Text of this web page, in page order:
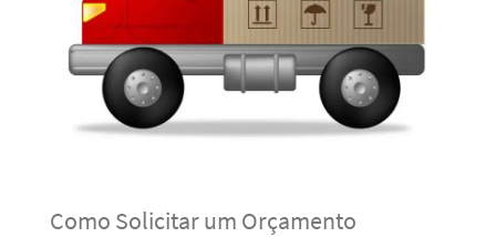
Como Solicitar um Orçamento